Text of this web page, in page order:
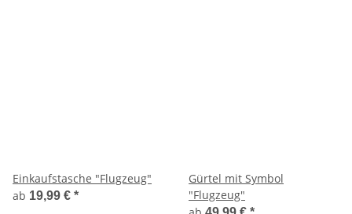
Einkaufstasche "Flugzeug"
ab 19,99 € *
Gürtel mit Symbol
"Flugzeug"